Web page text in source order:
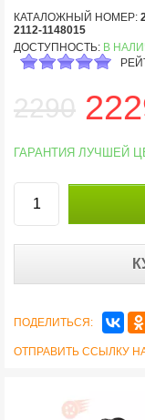
КАТАЛОЖНЫЙ НОМЕР:
2112-1148015
ДОСТУПНОСТЬ: В
2290
ГАРАНТИЯ ЛУЧШЕЙ
ПОДЕЛИТЬСЯ:
ОТПРАВИТЬ ССЫЛКУ НА